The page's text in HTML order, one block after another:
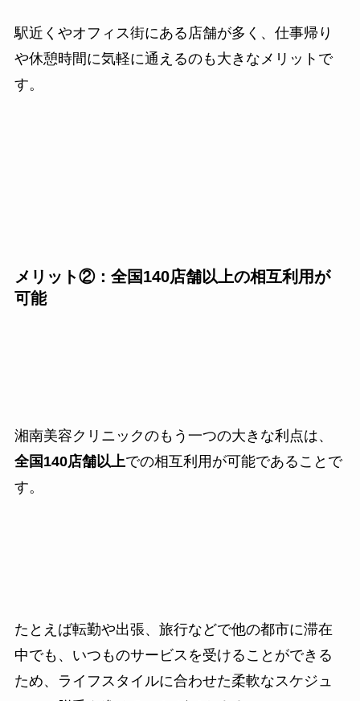
駅近くやオフィス街にある店舗が多く、仕事帰り
や休憩時間に気軽に通えるのも大きなメリットで
す。
メリット②：全国140店舗以上の相互利用が
可能
湘南美容クリニックのもう一つの大きな利点は、
全国140店舗以上での相互利用が可能であることで
す。
たとえば転勤や出張、旅行などで他の都市に滞在
中でも、いつものサービスを受けることができる
ため、ライフスタイルに合わせた柔軟なスケジュ